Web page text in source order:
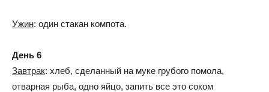
Ужин: один стакан компота.
День 6
Завтрак: хлеб, сделанный на муке грубого помола,
отварная рыба, одно яйцо, запить все это соком